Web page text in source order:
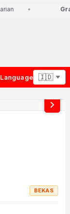
Language
BEKAS